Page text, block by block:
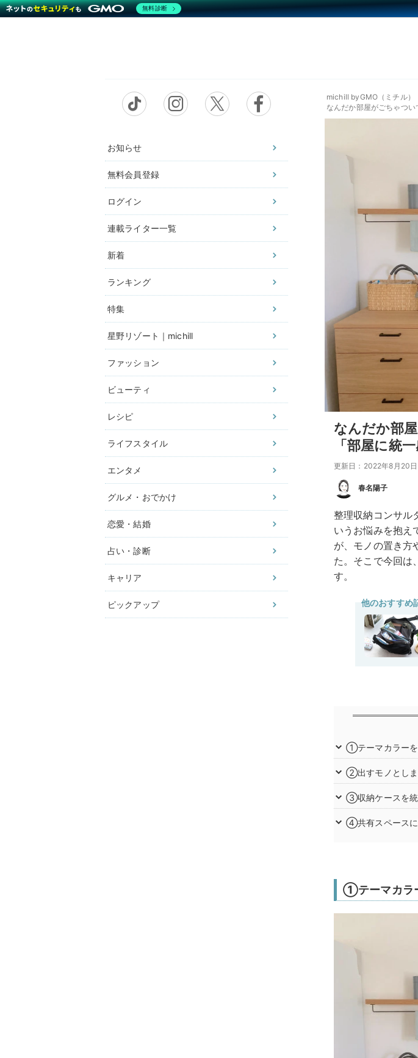
お知らせ
無料会員登録
ログイン
連載ライター一覧
新着
ランキング
特集
星野リゾート｜michill
ファッション
ビューティ
レシピ
ライフスタイル
エンタメ
グルメ・おでかけ
恋愛・結婚
占い・診断
キャリア
ピックアップ
michill byGMO（ミチル）
なんだか部屋がごちゃつ
なんだか部
「部屋に統
更新日：2022年8月20日
春名陽子
整理収納コンサル
いうお悩みを抱え
が、モノの置き方
た。そこで今回は
す。
他のおすすめ
①テーマカラーを
②出すモノとしま
③収納ケースを統
④共有スペースに
①テーマカラ
無料診断